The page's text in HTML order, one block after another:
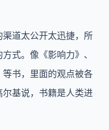
道太公开太迅捷，所
式。像《影响力》、
等书，里面的观点被各
基说，书籍是人类进